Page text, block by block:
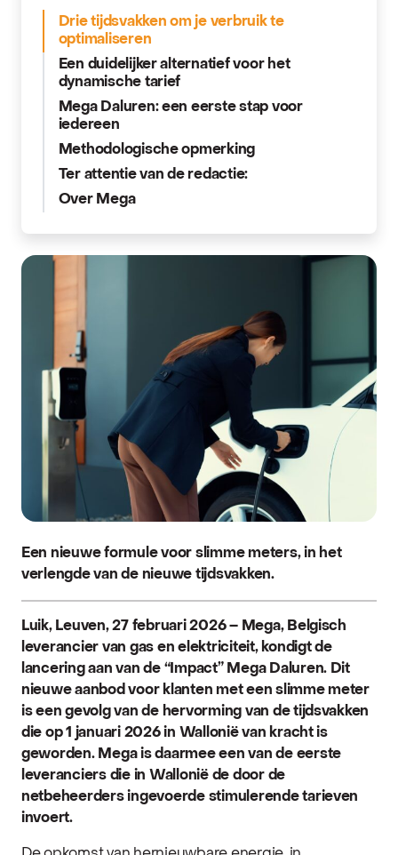
Drie tijdsvakken om je verbruik te
optimaliseren
Een duidelijker alternatief voor het
dynamische tarief
Mega Daluren: een eerste stap voor
iedereen
Methodologische opmerking
Ter attentie van de redactie:
Over Mega
Een nieuwe formule voor slimme meters, in het
verlengde van de nieuwe tijdsvakken.
Luik, Leuven, 27 februari 2026 – Mega, Belgisch
leverancier van gas en elektriciteit, kondigt de
lancering aan van de “Impact” Mega Daluren. Dit
nieuwe aanbod voor klanten met een slimme meter
is een gevolg van de hervorming van de tijdsvakken
die op 1 januari 2026 in Wallonië van kracht is
geworden. Mega is daarmee een van de eerste
leveranciers die in Wallonië de door de
netbeheerders ingevoerde stimulerende tarieven
invoert.